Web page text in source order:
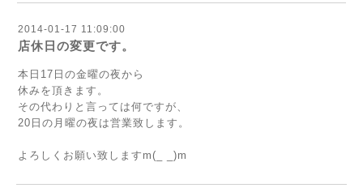
2014-01-17 11:09:00
店休日の変更です。
本日17日の金曜の夜から
休みを頂きます。
その代わりと言っては何ですが、
20日の月曜の夜は営業致します。
よろしくお願い致しますm(_ _)m